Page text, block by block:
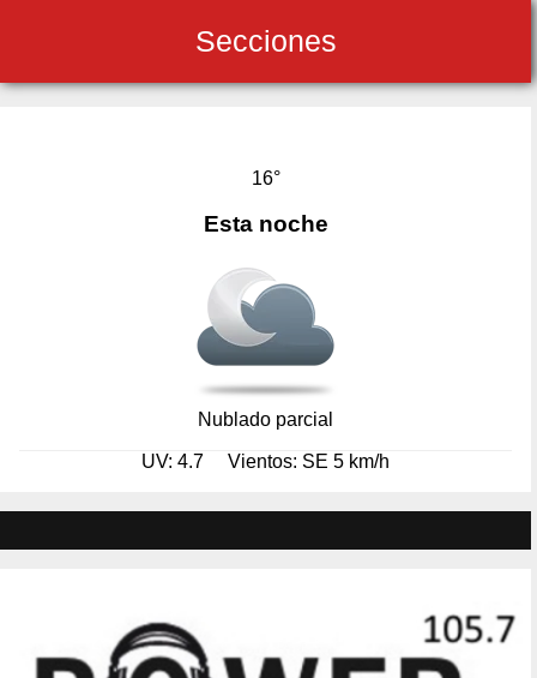
Secciones
16°
Esta noche
Nublado parcial
UV: 4.7 Vientos: SE 5 km/h